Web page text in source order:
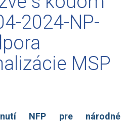
2024-NP-
MSP
NFP pre národné